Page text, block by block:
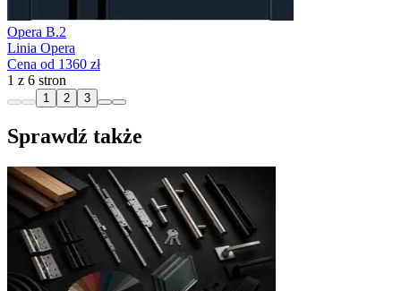
Opera B.2
Linia Opera
Cena od 1360 zł
1 z 6 stron
1 2 3
Sprawdź także